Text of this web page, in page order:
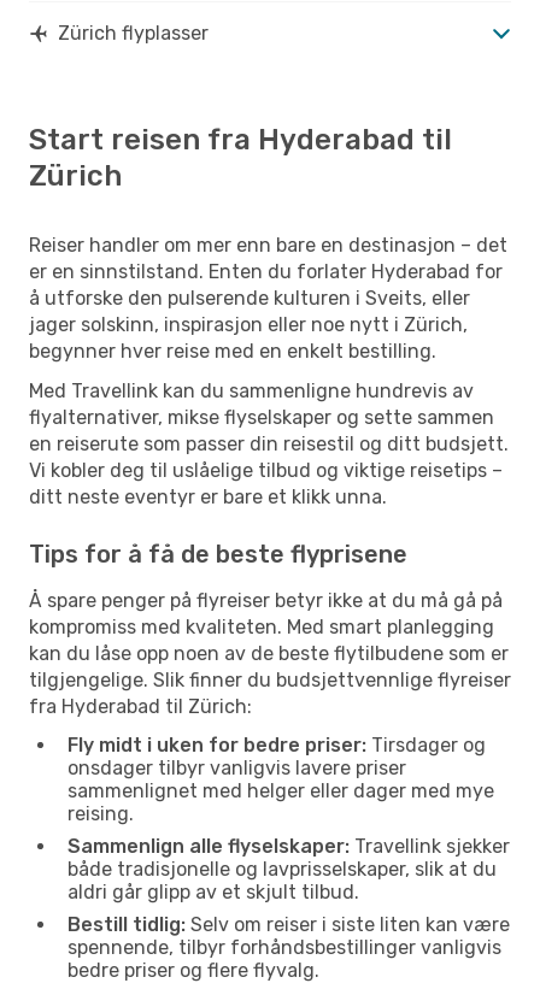
Zürich flyplasser
Start reisen fra Hyderabad til
Zürich
Reiser handler om mer enn bare en destinasjon – det
er en sinnstilstand. Enten du forlater Hyderabad for
å utforske den pulserende kulturen i Sveits, eller
jager solskinn, inspirasjon eller noe nytt i Zürich,
begynner hver reise med en enkelt bestilling.
Med Travellink kan du sammenligne hundrevis av
flyalternativer, mikse flyselskaper og sette sammen
en reiserute som passer din reisestil og ditt budsjett.
Vi kobler deg til uslåelige tilbud og viktige reisetips –
ditt neste eventyr er bare et klikk unna.
Tips for å få de beste flyprisene
Å spare penger på flyreiser betyr ikke at du må gå på
kompromiss med kvaliteten. Med smart planlegging
kan du låse opp noen av de beste flytilbudene som er
tilgjengelige. Slik finner du budsjettvennlige flyreiser
fra Hyderabad til Zürich:
Fly midt i uken for bedre priser: Tirsdager og
onsdager tilbyr vanligvis lavere priser
sammenlignet med helger eller dager med mye
reising.
Sammenlign alle flyselskaper: Travellink sjekker
både tradisjonelle og lavprisselskaper, slik at du
aldri går glipp av et skjult tilbud.
Bestill tidlig: Selv om reiser i siste liten kan være
spennende, tilbyr forhåndsbestillinger vanligvis
bedre priser og flere flyvalg.